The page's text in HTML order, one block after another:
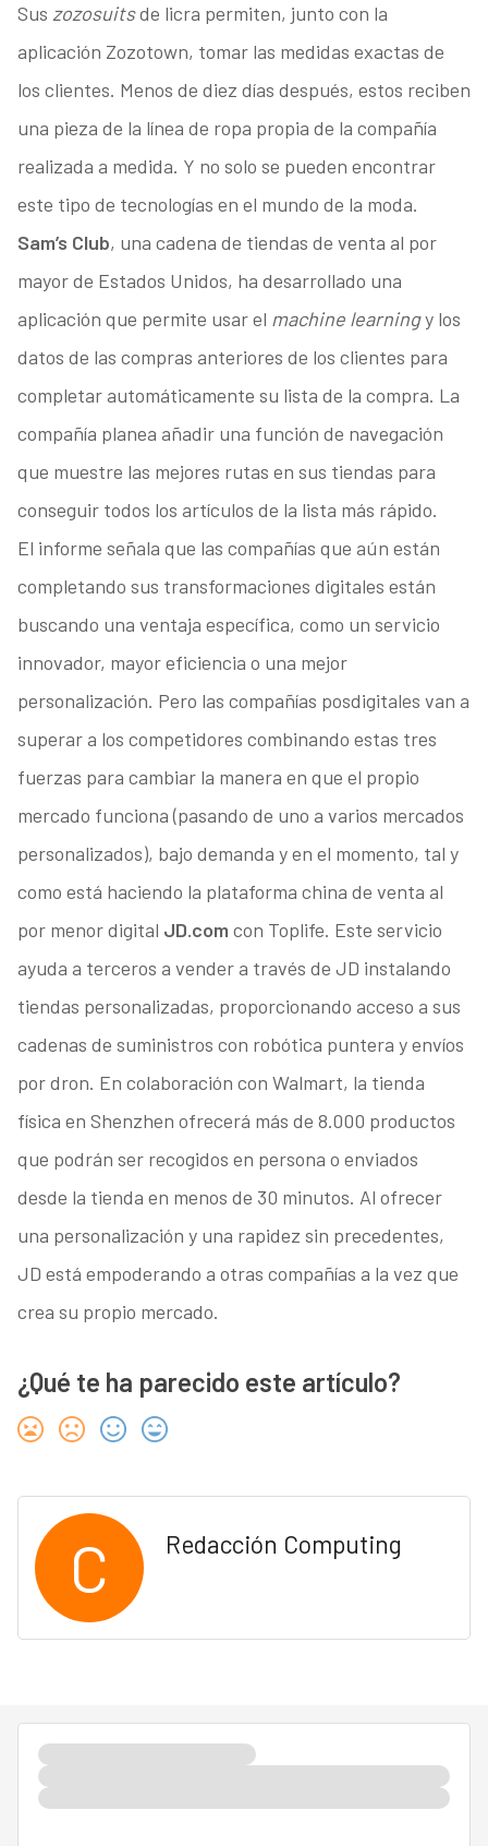
Sus zozosuitsde licra permiten, junto con la
aplicación Zozotown, tomar las medidas exactas de
los clientes. Menos de diez días después, estos reciben
una pieza de la línea de ropa propia de la compañía
realizada a medida. Y no solo se pueden encontrar
este tipo de tecnologías en el mundo de la moda.
Sam’s Club, una cadena de tiendas de venta al por
mayor de Estados Unidos, ha desarrollado una
aplicación que permite usar el machine learningy los
datos de las compras anteriores de los clientes para
completar automáticamente su lista de la compra. La
compañía planea añadir una función de navegación
que muestre las mejores rutas en sus tiendas para
conseguir todos los artículos de la lista más rápido.
El informe señala que las compañías que aún están
completando sus transformaciones digitales están
buscando una ventaja específica, como un servicio
innovador, mayor eficiencia o una mejor
personalización. Pero las compañías posdigitales van a
superar a los competidores combinando estas tres
fuerzas para cambiar la manera en que el propio
mercado funciona (pasando de uno a varios mercados
personalizados), bajo demanda y en el momento, tal y
como está haciendo la plataforma china de venta al
por menor digital JD.com con Toplife. Este servicio
ayuda a terceros a vender a través de JD instalando
tiendas personalizadas, proporcionando acceso a sus
cadenas de suministros con robótica puntera y envíos
por dron. En colaboración con Walmart, la tienda
física en Shenzhen ofrecerá más de 8.000 productos
que podrán ser recogidos en persona o enviados
desde la tienda en menos de 30 minutos. Al ofrecer
una personalización y una rapidez sin precedentes,
JD está empoderando a otras compañías a la vez que
crea su propio mercado.
¿Qué te ha parecido este artículo?
C Redacción Computing